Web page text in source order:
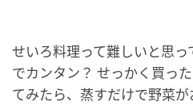
せいろ料理って難しいと思
でカンタン？ せっかく買っ
てみたら、蒸すだけで野菜